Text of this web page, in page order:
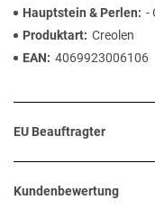
Hauptstein & Perlen
-
Produktart Creolen
EAN
4069923006106
EU Beauftragter
Kundenbewertung